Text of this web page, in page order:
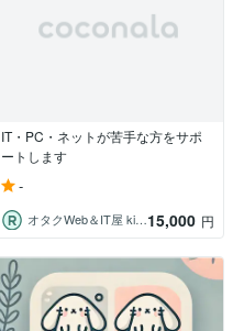
IT・PC・ネットが苦手な方をサポ
ートします
-
オタクWeb＆IT屋 kirary15,000 円